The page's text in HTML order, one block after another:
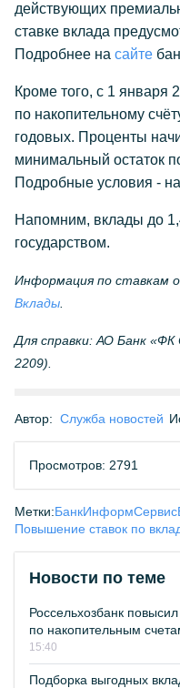
действующих
ставке вклада
Подробнее на сайте
Кроме того, с 1 января
по накопительному
годовых. Проценты
минимальный остаток
Подробные условия - на
Напомним, вклады до
государством.
Информация по ставкам
Вклады
Для справки: АО Банк
2209).
Автор: Служба новостей
Просмотров: 2791
Метки:БанкИнформСервис
Повышение ставок по
Новости по теме
Россельхозбанк
по накопительным
15:40
Подборка выгодных